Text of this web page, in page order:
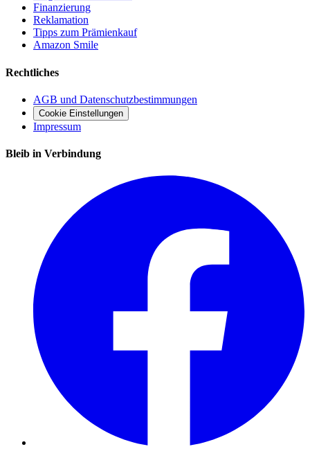
Finanzierung
Reklamation
Tipps zum Prämienkauf
Amazon Smile
Rechtliches
AGB und Datenschutzbestimmungen
Cookie Einstellungen
Impressum
Bleib in Verbindung